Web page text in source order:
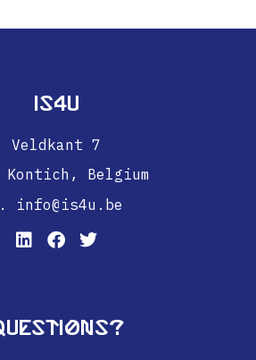
IS4U
Veldkant 7
Kontich, Belgium
info@is4u.be